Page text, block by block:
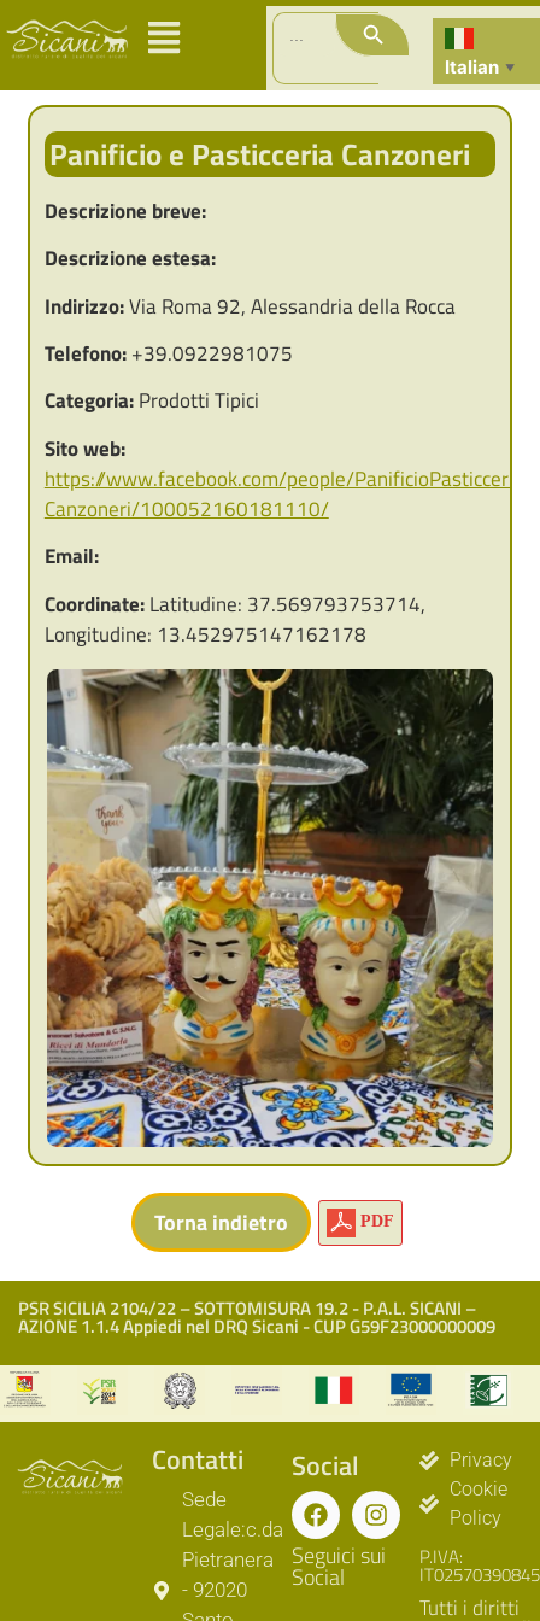
Search
for:
Search Button
Italian ▼
Panificio e Pasticceria Canzoneri
Descrizione breve:
Descrizione estesa:
Indirizzo:Via Roma 92, Alessandria della Rocca
Telefono:+39.0922981075
Categoria:Prodotti Tipici
Sito web:
https://www.facebook.com/people/PanificioPasticceria-
Canzoneri/100052160181110/
Email:
Coordinate:Latitudine: 37.569793753714,
Longitudine: 13.452975147162178
PDF
PSR SICILIA 2104/22 – SOTTOMISURA 19.2 - P.A.L. SICANI –
AZIONE 1.1.4 Appiedi nel DRQ Sicani - CUP G59F23000000009
Contatti
Sede
Legale:c.da
Pietranera
- 92020
Social
Seguici sui
Social
Privacy
Cookie
Policy
P.IVA:
IT02570390845
Tutti i diritti